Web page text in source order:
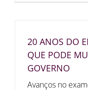
20 ANOS DO
QUE PODE
GOVERNO
Avanços no